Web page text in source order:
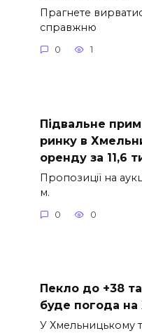
Прагнете
справжню
0 1
Підвальне
ринку в
оренду за 11,6
Пропозиції на
м.
0 0
Пекло до +38
буде погода на
У Хмельницькому